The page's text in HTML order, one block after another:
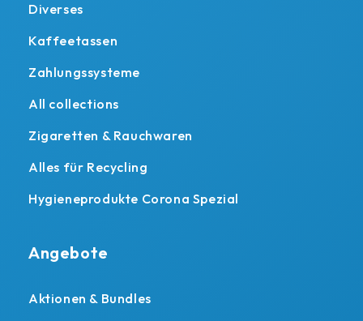
Diverses
Kaffeetassen
Zahlungssysteme
All collections
Zigaretten & Rauchwaren
Alles für Recycling
Hygieneprodukte Corona Spezial
Angebote
Aktionen & Bundles